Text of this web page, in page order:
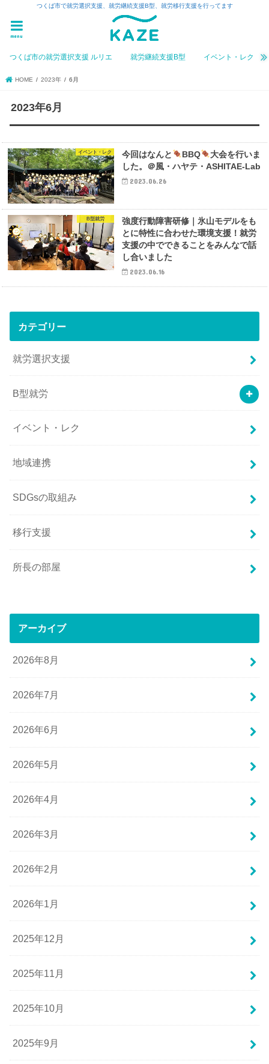
つくば市で就労選択支援、就労継続支援B型、就労移行支援を行ってます
menu
つくば市の就労選択支援 ルリエ 就労継続支援B型 イベント・レク
HOME 2023年 6月
2023年6月
イベント・レク 今回はなんと BBQ
大会を行いま
した。＠風・ハヤテ・ASHITAE-Lab
2023.06.26
B型就労
強度行動障害研修｜氷山モデルをも
とに特性に合わせた環境支援！就労
支援の中でできることをみんなで話
し合いました
2023.06.16
カテゴリー
就労選択支援
B型就労
イベント・レク
地域連携
SDGsの取組み
移行支援
所長の部屋
アーカイブ
2026年8月
2026年7月
2026年6月
2026年5月
2026年4月
2026年3月
2026年2月
2026年1月
2025年12月
2025年11月
2025年10月
2025年9月